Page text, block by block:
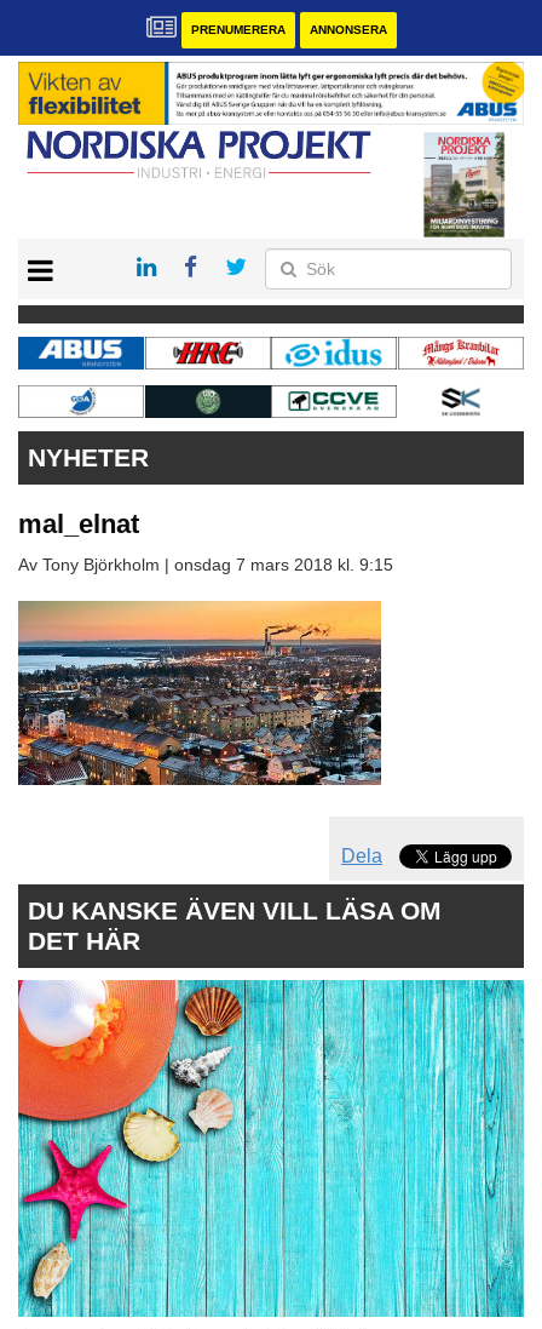
PRENUMERERA ANNONSERA
KONTAKT
VÅRA ANDRA MAGASIN
PRENUMERERA
ANNONSERA
NYHETER
mal_elnat
Av Tony Björkholm | onsdag 7 mars 2018 kl. 9:15
Dela
DU KANSKE ÄVEN VILL LÄSA OM
DET HÄR